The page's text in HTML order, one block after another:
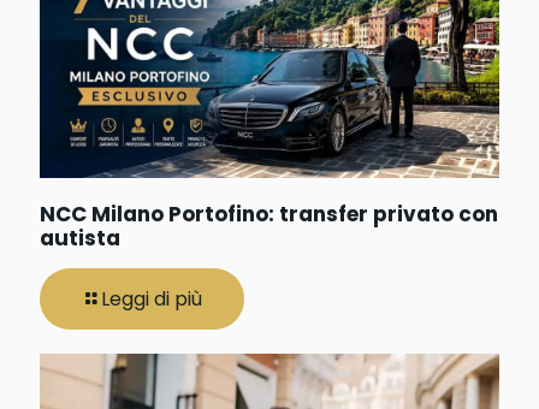
NCC Milano Portofino: transfer privato con
autista
Leggi di più